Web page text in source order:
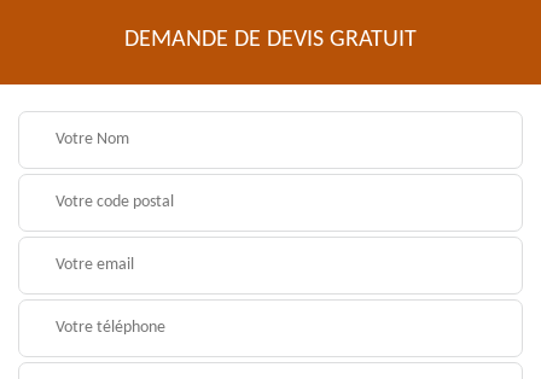
DEMANDE DE DEVIS GRATUIT